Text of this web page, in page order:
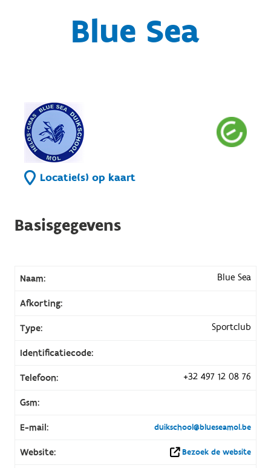
Blue Sea
Locatie(s) op kaart
Basisgegevens
Naam: Blue Sea
Afkorting:
Type: Sportclub
Identificatiecode:
Telefoon: +32 497 12 08 76
Gsm:
E-mail: duikschool@blueseamol.be
Website: Bezoek de website